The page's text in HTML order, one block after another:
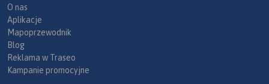
O nas
Aplikacje
Mapoprzewodnik
Blog
Reklama w Traseo
Kampanie promocyjne